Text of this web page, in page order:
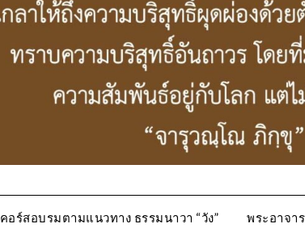
คอร์สอบรมตามแนวทาง ธรรมนาวา “วัง” พระอาจา